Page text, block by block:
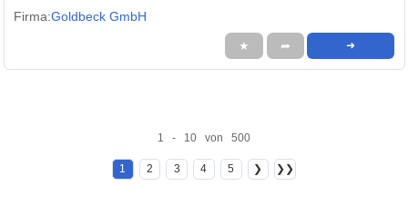
Firma:Goldbeck GmbH
★ ➦ ➜
1 - 10 von 500
1 2 3 4 5 ❯ ❯❯